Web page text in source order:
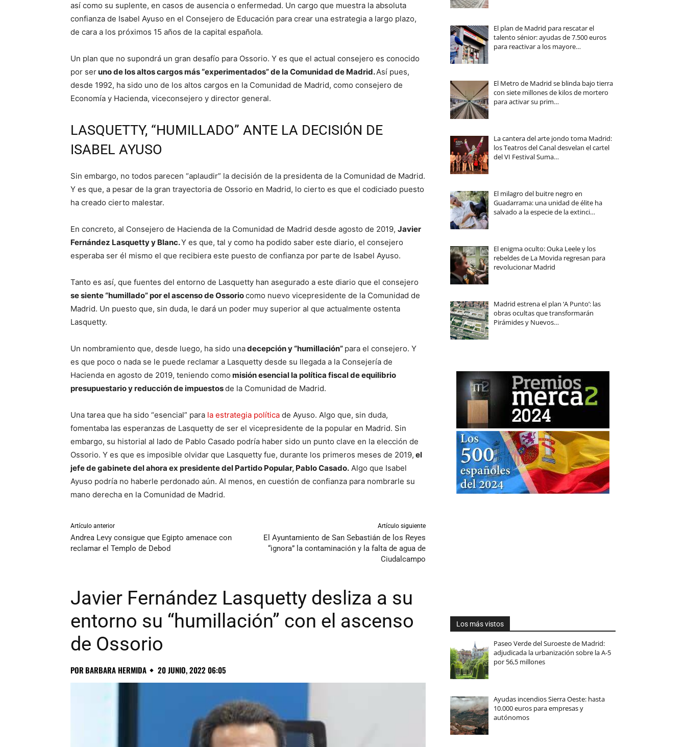
así como su suplente, en casos de ausencia o enfermedad. Un cargo que muestra la absoluta
confianza de Isabel Ayuso en el Consejero de Educación para crear una estrategia a largo plazo,
de cara a los próximos 15 años de la capital española.
Un plan que no supondrá un gran desafío para Ossorio. Y es que el actual consejero es conocido
por seruno de los altos cargos más “experimentados” de la Comunidad de Madrid.Así pues,
desde 1992, ha sido uno de los altos cargos en la Comunidad de Madrid, como consejero de
Economía y Hacienda, viceconsejero y director general.
LASQUETTY, “HUMILLADO” ANTE LA DECISIÓN DE
ISABEL AYUSO
Sin embargo, no todos parecen “aplaudir” la decisión de la presidenta de la Comunidad de Madrid.
Y es que, a pesar de la gran trayectoria de Ossorio en Madrid, lo cierto es que el codiciado puesto
ha creado cierto malestar.
En concreto, al Consejero de Hacienda de la Comunidad de Madrid desde agosto de 2019, Javier
Fernández Lasquetty y Blanc.Y es que, tal y como ha podido saber este diario, el consejero
esperaba ser él mismo el que recibiera este puesto de confianza por parte de Isabel Ayuso.
Tanto es así, que fuentes del entorno de Lasquetty han asegurado a este diario que el consejero
se siente “humillado” por el ascenso de Ossoriocomo nuevo vicepresidente de la Comunidad de
Madrid. Un puesto que, sin duda, le dará un poder muy superior al que actualmente ostenta
Lasquetty.
Un nombramiento que, desde luego, ha sido unadecepción y “humillación” para el consejero. Y
es que poco o nada se le puede reclamar a Lasquetty desde su llegada a la Consejería de
Hacienda en agosto de 2019, teniendo como misión esencial la política fiscal de equilibrio
presupuestario y reducción de impuestosde la Comunidad de Madrid.
Una tarea que ha sido “esencial” para la estrategia política de Ayuso. Algo que, sin duda,
fomentaba las esperanzas de Lasquetty de ser el vicepresidente de la popular en Madrid. Sin
embargo, su historial al lado de Pablo Casado podría haber sido un punto clave en la elección de
Ossorio. Y es que es imposible olvidar que Lasquetty fue, durante los primeros meses de 2019, el
jefe de gabinete del ahora ex presidente del Partido Popular, Pablo Casado. Algo que Isabel
Ayuso podría no haberle perdonado aún. Al menos, en cuestión de confianza para nombrarle su
mano derecha en la Comunidad de Madrid.
Artículo anterior
Andrea Levy consigue que Egipto amenace con
reclamar el Templo de Debod
Artículo siguiente
El Ayuntamiento de San Sebastián de los Reyes
“ignora” la contaminación y la falta de agua de
Ciudalcampo
El plan de Madrid para rescatar el
talento sénior: ayudas de 7.500 euros
para reactivar a los mayore…
El Metro de Madrid se blinda bajo tierra
con siete millones de kilos de mortero
para activar su prim…
La cantera del arte jondo toma Madrid:
los Teatros del Canal desvelan el cartel
del VI Festival Suma…
El milagro del buitre negro en
Guadarrama: una unidad de élite ha
salvado a la especie de la extinci…
El enigma oculto: Ouka Leele y los
rebeldes de La Movida regresan para
revolucionar Madrid
Madrid estrena el plan ‘A Punto’: las
obras ocultas que transformarán
Pirámides y Nuevos…
Javier Fernández Lasquetty desliza a su
entorno su “humillación” con el ascenso
de Ossorio
PORBARBARA HERMIDA 20 JUNIO, 2022 06:05
Los más vistos
Paseo Verde del Suroeste de Madrid:
adjudicada la urbanización sobre la A-5
por 56,5 millones
Ayudas incendios Sierra Oeste: hasta
10.000 euros para empresas y
autónomos